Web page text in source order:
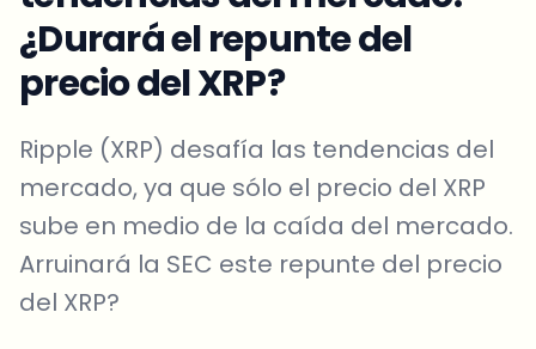
¿Durará el repunte del
precio del XRP?
Ripple (XRP) desafía las tendencias del
mercado, ya que sólo el precio del XRP
sube en medio de la caída del mercado.
Arruinará la SEC este repunte del precio
del XRP?